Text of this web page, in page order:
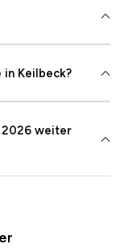
Keilbeck?
2026 weiter